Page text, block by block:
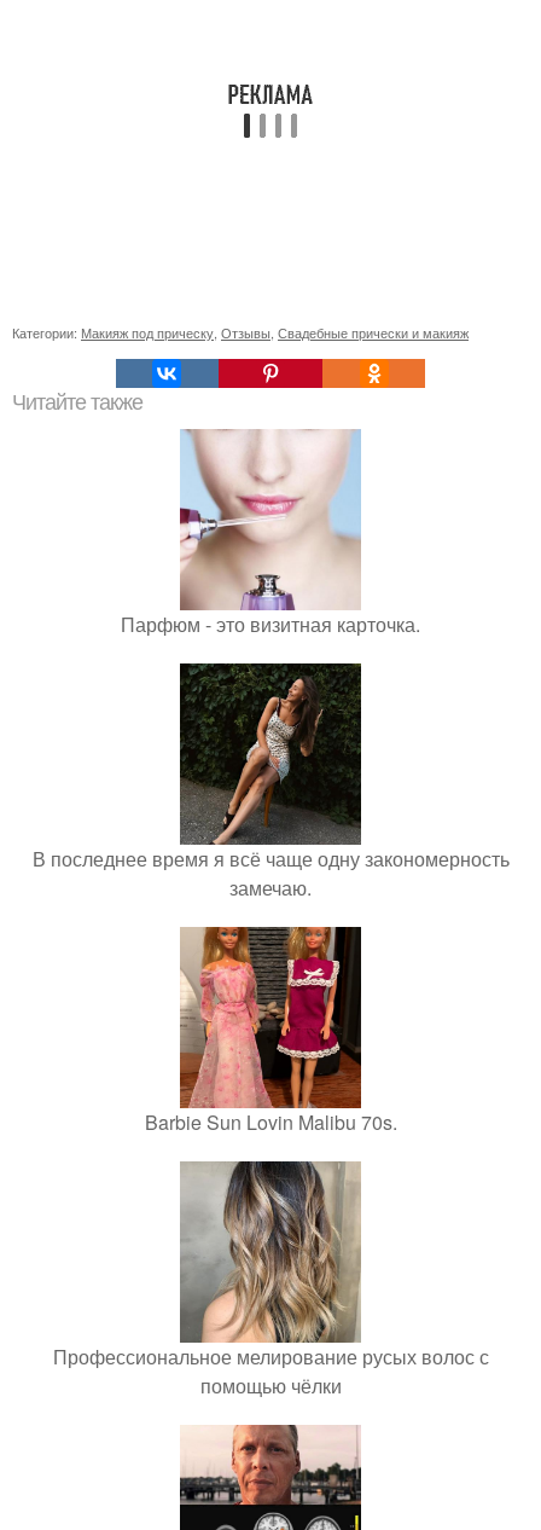
Категории: Макияж под прическу Отзывы Свадебные прически и макияж
Читайте также
Парфюм - это визитная карточка.
В последнее время я всё чаще одну закономерность
замечаю.
Barbie Sun Lovin Malibu 70s.
Профессиональное мелирование русых волос с
помощью чёлки